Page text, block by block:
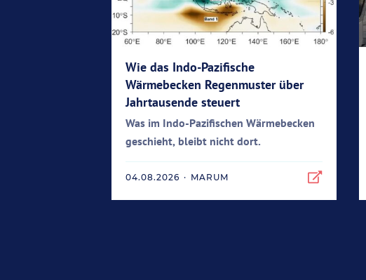
Wie das Indo-Pazifische
Wärmebecken Regenmuster über
Jahrtausende steuert
Was im Indo-Pazifischen Wärmebecken
geschieht, bleibt nicht dort.
04.08.2026 · MARUM